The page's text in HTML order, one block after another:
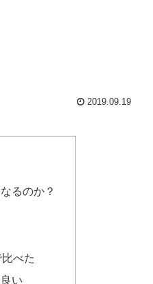
2019.09.19
るのか？
べた
い